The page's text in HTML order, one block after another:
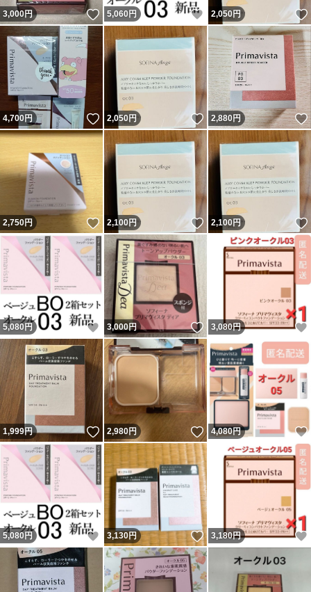
3,000円 いいね！
5,060 円 いいね！
2,050円
4,700円 いいね！
2,050円 いいね！
2,880円
2,750円 いいね！
2,100円 いいね！
2,100円
5,080 円 いいね！
3,000円 いいね！
3,080円
1,999円 いいね！
2,980円 いいね！
4,080円
5,080 円 いいね！
3,130円 いいね！
3,180円